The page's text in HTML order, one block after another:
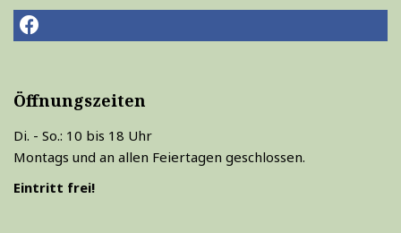
Öffnungszeiten
Di. - So.: 10 bis 18 Uhr
Montags und an allen Feiertagen geschlossen.
Eintritt frei!